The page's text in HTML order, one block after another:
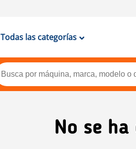
Todas las categorías
No se